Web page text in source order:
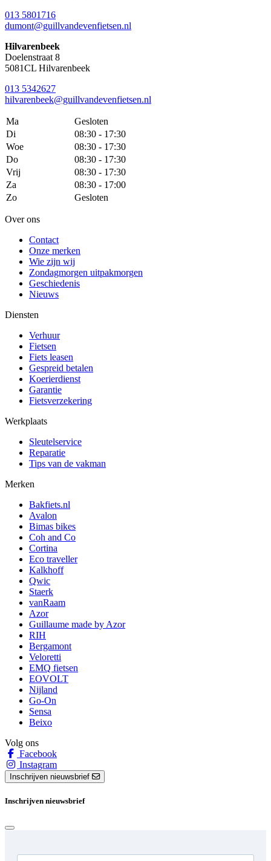
013 5801716
dumont@guillvandevenfietsen.nl
Hilvarenbeek
Doelenstraat 8
5081CL Hilvarenbeek
013 5342627
hilvarenbeek@guillvandevenfietsen.nl
Ma
Gesloten
Di
08:30 - 17:30
Woe
08:30 - 17:30
Do
08:30 - 17:30
Vrij
08:30 - 17:30
Za
08:30 - 17:00
Zo
Gesloten
Over ons
Contact
Onze merken
Wie zijn wij
Zondagmorgen uitpakmorgen
Geschiedenis
Nieuws
Diensten
Verhuur
Fietsen
Fiets leasen
Gespreid betalen
Koerierdienst
Garantie
Fietsverzekering
Werkplaats
Sleutelservice
Reparatie
Tips van de vakman
Merken
Bakfiets.nl
Avalon
Bimas bikes
Coh and Co
Cortina
Eco traveller
Kalkhoff
Qwic
Staerk
vanRaam
Azor
Guillaume made by Azor
RIH
Bergamont
Veloretti
EMQ fietsen
EOVOLT
Nijland
Go-On
Sensa
Beixo
Volg ons
Facebook
Instagram
Inschrijven nieuwsbrief
Inschrijven nieuwsbrief